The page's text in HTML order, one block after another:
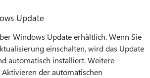
Update
Windows Update erhältlich. Wenn Sie
einschalten, wird das Update
automatisch installiert. Weitere
der automatischen